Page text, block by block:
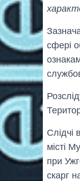
сфері
Слідчі
місті
при
скарг